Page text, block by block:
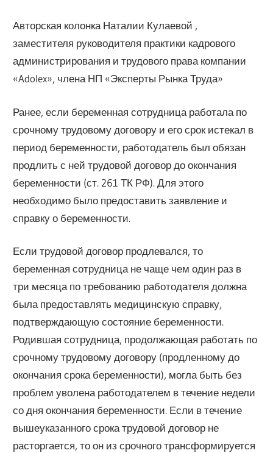
Авторская колонка Наталии Кулаевой ,
заместителя руководителя практики кадрового
администрирования и трудового права компании
«Adolex», члена НП «Эксперты Рынка Труда»
Ранее, если беременная сотрудница работала по
срочному трудовому договору и его срок истекал в
период беременности, работодатель был обязан
продлить с ней трудовой договор до окончания
беременности (ст. 261 ТК РФ). Для этого
необходимо было предоставить заявление и
справку о беременности.
Если трудовой договор продлевался, то
беременная сотрудница не чаще чем один раз в
три месяца по требованию работодателя должна
была предоставлять медицинскую справку,
подтверждающую состояние беременности.
Родившая сотрудница, продолжающая работать по
срочному трудовому договору (продленному до
окончания срока беременности), могла быть без
проблем уволена работодателем в течение недели
со дня окончания беременности. Если в течение
вышеуказанного срока трудовой договор не
расторгается, то он из срочного трансформируется